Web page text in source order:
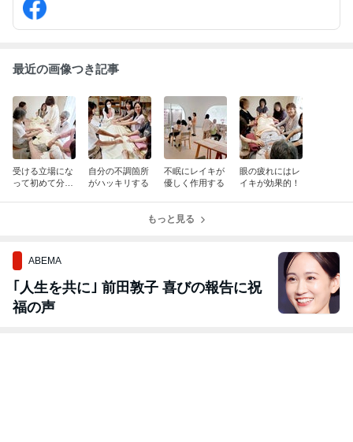
最近の画像つき記事
受ける立場にな
って初めて分か
自分の不調箇所
がハッキリする
不眠にレイキが
優しく作用する
眼の疲れにはレ
イキが効果的！
もっと見る
ABEMA
｢人生を共に｣ 前田敦子 喜びの報告に祝
福の声